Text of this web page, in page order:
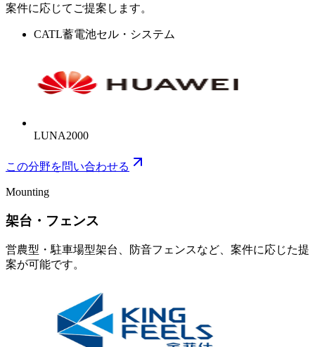
案件に応じてご提案します。
CATL蓄電池セル・システム
LUNA2000
この分野を問い合わせる
Mounting
架台・フェンス
営農型・駐車場型架台、防音フェンスなど、案件に応じた提
案が可能です。